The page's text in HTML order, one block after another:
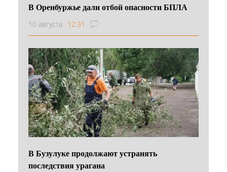
В Оренбуржье дали отбой опасности БПЛА
10 августа 12:31
В Бузулуке продолжают устранять
последствия урагана